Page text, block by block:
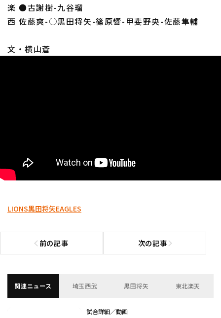
楽 ●古謝樹-九谷瑠
西 佐藤爽-○黒田将矢-篠原響-甲斐野央-佐藤隼輔
文・横山蒼
LIONS黒田将矢EAGLES
前の記事
前の記事へ 次の記事次の記事へ
関連ニュース 埼玉西武 黒田将矢 東北楽天
試合詳細／動画